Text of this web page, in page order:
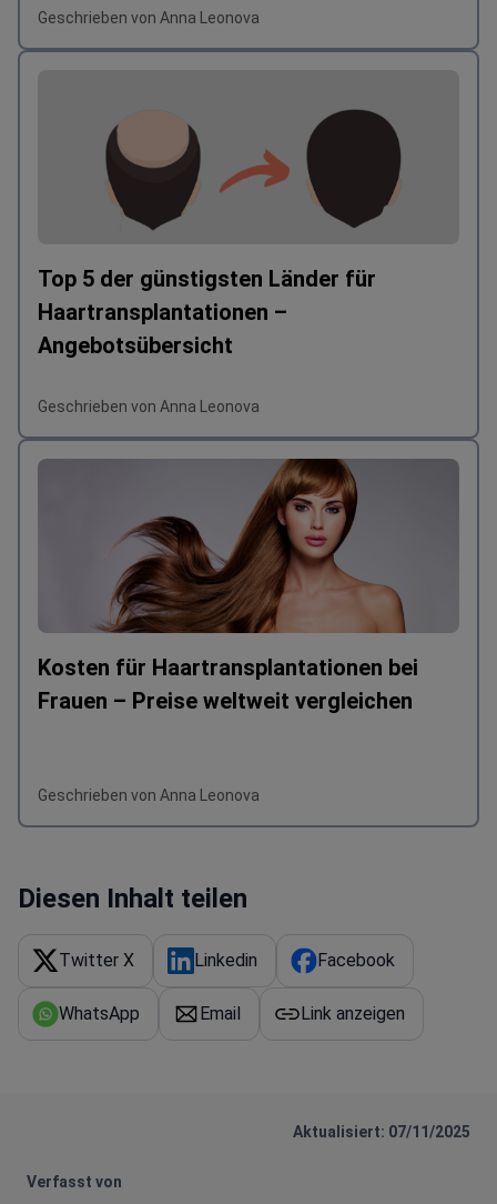
Geschrieben von Anna Leonova
Top 5 der günstigsten Länder für
Haartransplantationen –
Angebotsübersicht
Geschrieben von Anna Leonova
Kosten für Haartransplantationen bei
Frauen – Preise weltweit vergleichen
Geschrieben von Anna Leonova
Diesen Inhalt teilen
Twitter X Linkedin Facebook
WhatsApp Email Link anzeigen
Aktualisiert: 07/11/2025
Verfasst von